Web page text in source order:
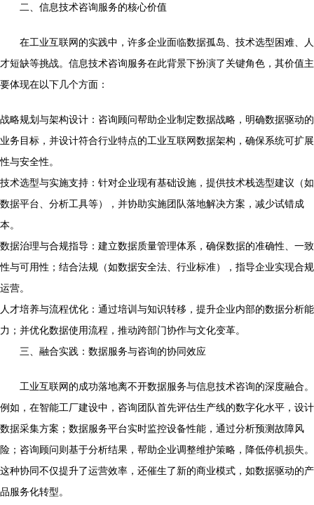
二、信息技术咨询服务的核心价值
在工业互联网的实践中，许多企业面临数据孤岛、技术选型困难、人
才短缺等挑战。信息技术咨询服务在此背景下扮演了关键角色，其价值主
要体现在以下几个方面：
战略规划与架构设计：咨询顾问帮助企业制定数据战略，明确数据驱动的
业务目标，并设计符合行业特点的工业互联网数据架构，确保系统可扩展
性与安全性。
技术选型与实施支持：针对企业现有基础设施，提供技术栈选型建议（如
数据平台、分析工具等），并协助实施团队落地解决方案，减少试错成
本。
数据治理与合规指导：建立数据质量管理体系，确保数据的准确性、一致
性与可用性；结合法规（如数据安全法、行业标准），指导企业实现合规
运营。
人才培养与流程优化：通过培训与知识转移，提升企业内部的数据分析能
力；并优化数据使用流程，推动跨部门协作与文化变革。
三、融合实践：数据服务与咨询的协同效应
工业互联网的成功落地离不开数据服务与信息技术咨询的深度融合。
例如，在智能工厂建设中，咨询团队首先评估生产线的数字化水平，设计
数据采集方案；数据服务平台实时监控设备性能，通过分析预测故障风
险；咨询顾问则基于分析结果，帮助企业调整维护策略，降低停机损失。
这种协同不仅提升了运营效率，还催生了新的商业模式，如数据驱动的产
品服务化转型。